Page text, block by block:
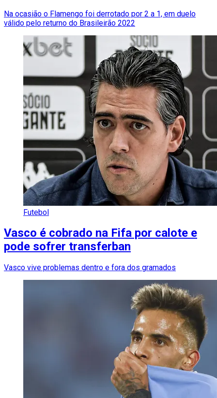
Na ocasião o Flamengo foi derrotado por 2 a 1, em duelo
válido pelo returno do Brasileirão 2022
Futebol
Vasco é cobrado na Fifa por calote e
pode sofrer transferban
Vasco vive problemas dentro e fora dos gramados